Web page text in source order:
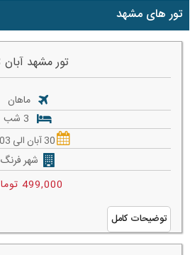
تور های مشهد
تور مشهد آبان 98
ماهان
30 آبان الی 03 آذر
شهر فرنگ
499,000 تومان
توضیحات کامل